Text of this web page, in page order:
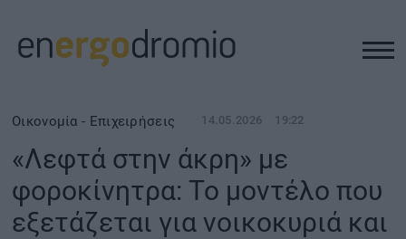
ΥΠΟΔΟΜΕΣ
REAL ESTATE
ΠΕΡΙΒΑΛΛΟΝ
Οικονομία - Επιχειρήσεις 14.05.2026 19:22
«Λεφτά στην άκρη» με
φοροκίνητρα: Το μοντέλο που
εξετάζεται για νοικοκυριά και